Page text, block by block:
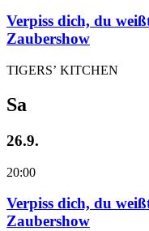
Verpiss dich, du
Zaubershow
TIGERS’ KITCHEN
Sa
26.9.
20:00
Verpiss dich, du
Zaubershow